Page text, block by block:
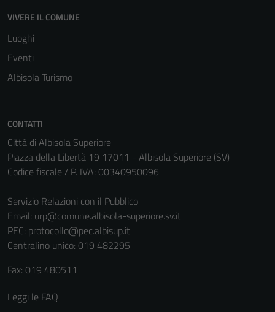
VIVERE IL COMUNE
Luoghi
Eventi
Albisola Turismo
CONTATTI
Città di Albisola Superiore
Piazza della Libertà 19 17011 - Albisola Superiore (SV)
Codice fiscale / P. IVA: 00340950096
Servizio Relazioni con il Pubblico
Email: urp@comune.albisola-superiore.sv.it
PEC: protocollo@pec.albisup.it
Centralino unico: 019 482295
Fax: 019 480511
Leggi le FAQ